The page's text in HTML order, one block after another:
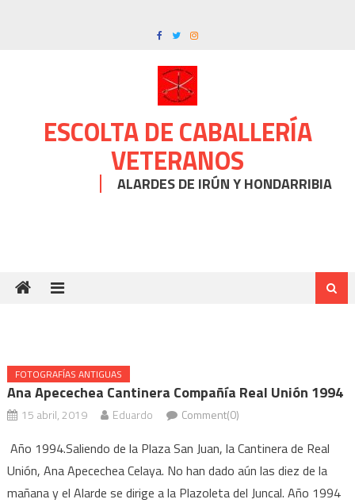
ESCOLTA DE CABALLERÍA
VETERANOS
ALARDES DE IRÚN Y HONDARRIBIA
FOTOGRAFÍAS ANTIGUAS
Ana Apecechea Cantinera Compañía Real Unión 1994
15 abril, 2019 Eduardo Comment(0)
Año 1994.Saliendo de la Plaza San Juan, la Cantinera de Real
Unión, Ana Apecechea Celaya. No han dado aún las diez de la
mañana y el Alarde se dirige a la Plazoleta del Juncal. Año 1994